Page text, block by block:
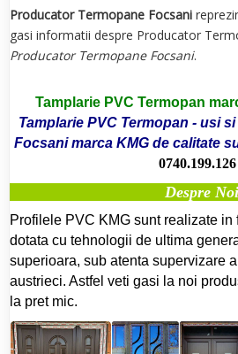
Producator Termopane Focsani
gasi informatii despre Producator
Producator Termopane Focsani.
Tamplarie PVC Termopan
Tamplarie PVC Termopan - usi
Focsani marca KMG de calitate
0740.199.126
Despre Noi
Profilele PVC KMG sunt realizate in
dotata cu tehnologii de ultima
superioara, sub atenta supervizare
austrieci. Astfel veti gasi la noi
la pret mic.